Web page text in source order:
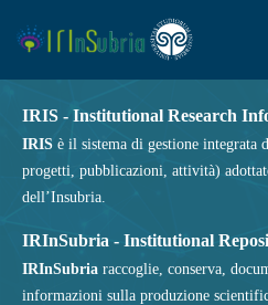
IRIS - Institutional Research
IRIS è il sistema di gestione integrata
progetti, pubblicazioni, attività)
dell’Insubria.
IRInSubria - Institutional
IRInSubria raccoglie, conserva,
informazioni sulla produzione